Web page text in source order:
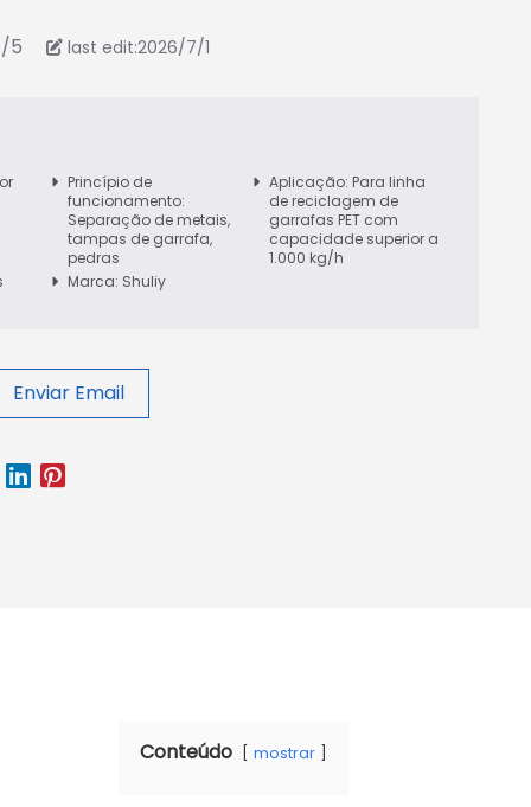
5 last edit:2026/7/1
Princípio de
funcionamento:
Separação de metais,
tampas de garrafa,
pedras
Aplicação: Para linha
de reciclagem de
garrafas PET com
capacidade superior a
1.000 kg/h
Marca: Shuliy
Enviar Email
Conteúdo mostrar